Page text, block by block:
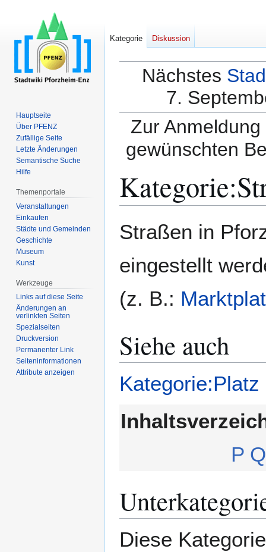
Nächstes
7.
Zur
gewünschten
Kategorie:
Navigation
Suche
Straßen in
eingestellt
(z. B.:
Siehe auch
P Q
Diese
Kategorie Diskussion
Hauptseite
Über PFENZ
Zufällige Seite
Letzte Änderungen
Semantische Suche
Hilfe
Themenportale
Veranstaltungen
Einkaufen
Städte und Gemeinden
Geschichte
Museum
Kunst
Werkzeuge
Links auf diese Seite
Änderungen an
verlinkten Seiten
Spezialseiten
Druckversion
Permanenter Link
Seiten­­informationen
Attribute anzeigen